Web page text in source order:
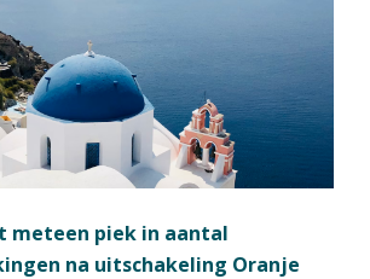
meteen piek in aantal
na uitschakeling Oranje